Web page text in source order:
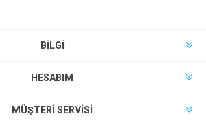
BILGI
HESABIM
MÜŞTERI SERVISI